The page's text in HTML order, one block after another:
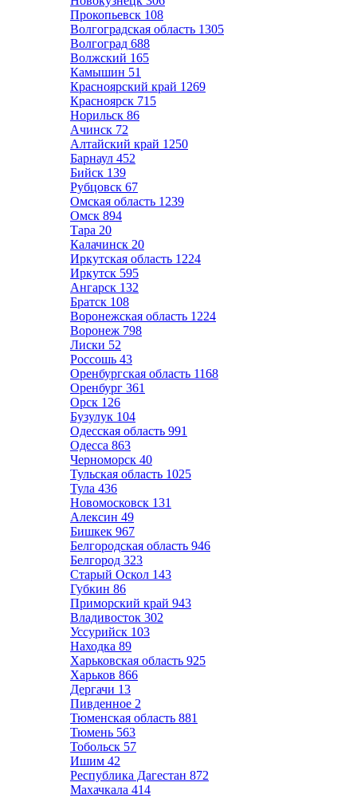
Прокопьевск 108
Волгоградская область 1305
Волгоград 688
Волжский 165
Камышин 51
Красноярский край 1269
Красноярск 715
Норильск 86
Ачинск 72
Алтайский край 1250
Барнаул 452
Бийск 139
Рубцовск 67
Омская область 1239
Омск 894
Тара 20
Калачинск 20
Иркутская область 1224
Иркутск 595
Ангарск 132
Братск 108
Воронежская область 1224
Воронеж 798
Лиски 52
Россошь 43
Оренбургская область 1168
Оренбург 361
Орск 126
Бузулук 104
Одесская область 991
Одесса 863
Черноморск 40
Тульская область 1025
Тула 436
Новомосковск 131
Алексин 49
Бишкек 967
Белгородская область 946
Белгород 323
Старый Оскол 143
Губкин 86
Приморский край 943
Владивосток 302
Уссурийск 103
Находка 89
Харьковская область 925
Харьков 866
Дергачи 13
Пивденное 2
Тюменская область 881
Тюмень 563
Тобольск 57
Ишим 42
Республика Дагестан 872
Махачкала 414